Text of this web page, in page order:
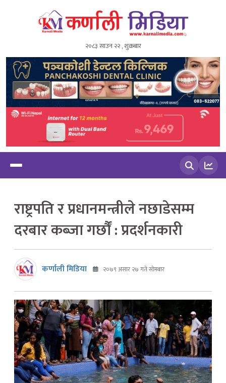
२०८३ साउन २२ , शुक्रबार
राष्ट्रपति र प्रधानमन्त्रीले नछाडेसम्म
दरबार कब्जा गर्छौं : प्रदर्शनकारी
कर्णाली मिडिया २०७९ असार २७ गते सोमबार